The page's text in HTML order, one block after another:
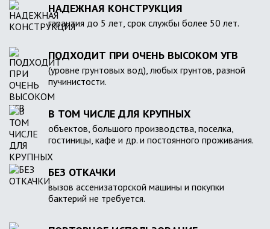
НАДЕЖНАЯ КОНСТРУКЦИЯ
гарантия до 5 лет, срок службы более 50 лет.
ПОДХОДИТ ПРИ ОЧЕНЬ ВЫСОКОМ УГВ
(уровне грунтовых вод), любых грунтов, разной
пучинистости.
В ТОМ ЧИСЛЕ ДЛЯ КРУПНЫХ
объектов, большого производства, поселка,
гостиницы, кафе и др. и постоянного проживания.
БЕЗ ОТКАЧКИ
вызов ассенизаторской машины и покупки
бактерий не требуется.